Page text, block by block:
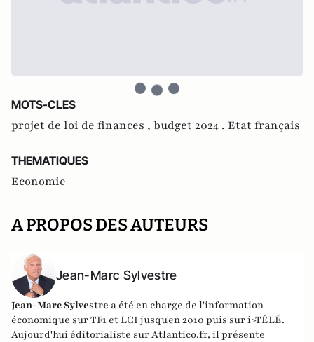
MOTS-CLES
projet de loi de finances , budget 2024 , Etat français
THEMATIQUES
Economie
A PROPOS DES AUTEURS
Jean-Marc Sylvestre
Jean-Marc Sylvestre a été en charge de l'information
économique sur TF1 et LCI jusqu'en 2010 puis sur i>TÉLÉ.
Aujourd'hui éditorialiste sur Atlantico.fr, il présente